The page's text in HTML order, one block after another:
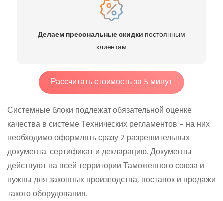
Делаем пресональные скидки постоянным
клиентам
Рассчитать стоимость за 5 минут
Системные блоки подлежат обязательной оценке
качества в системе Технических регламентов – на них
необходимо оформлять сразу 2 разрешительных
документа: сертификат и декларацию. Документы
действуют на всей территории Таможенного союза и
нужны для законных производства, поставок и продажи
такого оборудования.